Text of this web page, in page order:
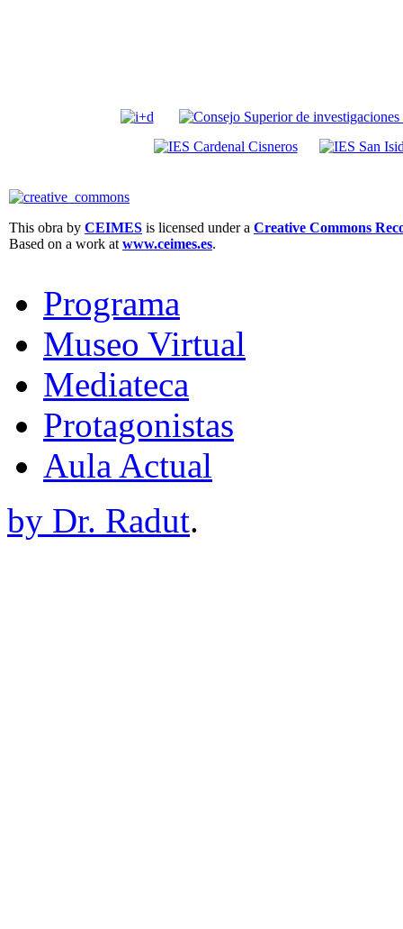
This obra by CEIMES is licensed under a Creative Commons
Based on a work at www.ceimes.es.
Programa
Museo Virtual
Mediateca
Protagonistas
Aula Actual
by Dr. Radut.